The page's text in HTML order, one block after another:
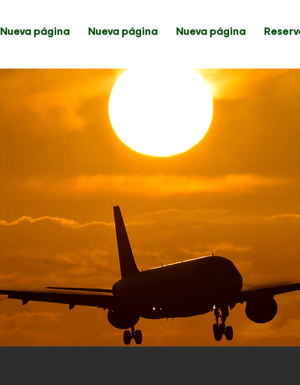
Nueva página Nueva página Nueva página